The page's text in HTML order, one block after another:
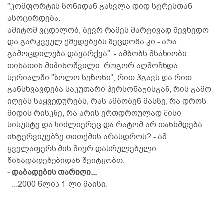
"კომფორტის ზონიდან გასვლა დიდ სტრესთან
ასოცირდება.
ამიტომ ვცდილობ, ბევრ რამეს მარტივად შევხედო
და გარკვეულ ქმედებებს შეცდომა კი - არა,
გამოცდილება დავარქვა", - ამბობს მსახიობი
თინათინ მიმინოშვილი. როგორ აღმოჩნდა
სერიალში "ბოლო სეზონი", რით ჰგავს და რით
განსხვავდება საკუთარი პერსონაჟისგან, რის გამო
იღებს საყვედურებს, რას ამბობენ მასზე, რა დროს
მიდის რისკზე, რა არის ერთდროულად მისი
სისუსტე და სიძლიერეც და რატომ არ თანხმდება
ინტერვიუებზე თითქმის არასდროს? - ამ
ყველაფერს მის მიერ დასრულებული
წინადადებებიდან შეიტყობთ.
- დაბადების თარიღი...
- ...2000 წლის 1-ლი მაისი.